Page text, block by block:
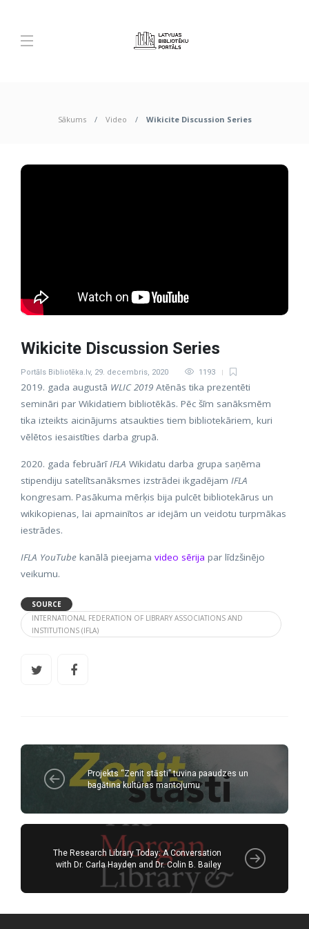
Sākums Video Wikicite Discussion Series
Wikicite Discussion Series
Portāls Bibliotēka.lv, 29. decembris, 2020 1193
2019. gada augustā WLIC 2019 Atēnās tika prezentēti
semināri par Wikidatiem bibliotēkās. Pēc šīm sanāksmēm
tika izteikts aicinājums atsaukties tiem bibliotekāriem, kuri
vēlētos iesaistīties darba grupā.
2020. gada februārīIFLA Wikidatu darba grupa saņēma
stipendiju satelītsanāksmes izstrādei ikgadējam IFLA
kongresam. Pasākuma mērķis bija pulcēt bibliotekārus un
wikikopienas, lai apmainītos ar idejām un veidotu turpmākas
iestrādes.
IFLA YouTube kanālā pieejama video sērija par līdzšinējo
veikumu.
SOURCE
INTERNATIONAL FEDERATION OF LIBRARY ASSOCIATIONS AND
INSTITUTIONS (IFLA)
Projekts “Zenit stāsti” tuvina paaudzes un
bagātina kultūras mantojumu
The Research Library Today: A Conversation
with Dr. Carla Hayden and Dr. Colin B. Bailey